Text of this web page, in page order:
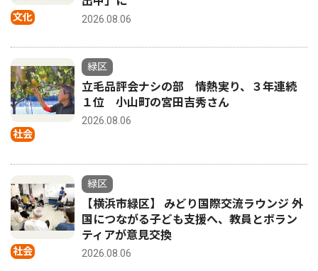
文化 2026.08.06
社会
緑区
立毛品評会ナシの部 情熱実り、３年連続
１位 小山町の宮田吉秀さん
2026.08.06
社会
緑区
【横浜市緑区】 みどり国際交流ラウンジ 外
国につながる子ども支援へ、教員とボラン
ティアが意見交換
2026.08.06